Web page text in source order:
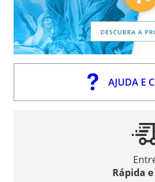
AJUDA E
Rápida